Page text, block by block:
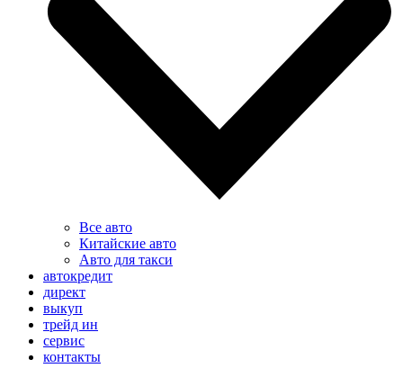
Все авто
Китайские авто
Авто для такси
автокредит
директ
выкуп
трейд ин
сервис
контакты